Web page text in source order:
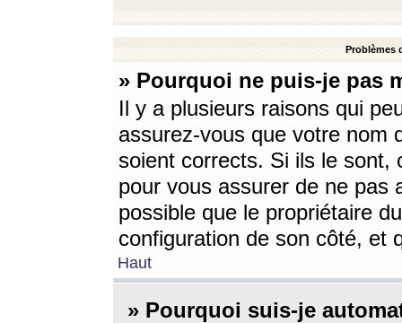
Problèmes
» Pourquoi ne puis-je pas
Il y a plusieurs raisons qui
assurez-vous que votre nom
soient corrects. Si ils le sont,
pour vous assurer de ne pas
possible que le propriétaire
configuration de son côté, et
Haut
» Pourquoi suis-je